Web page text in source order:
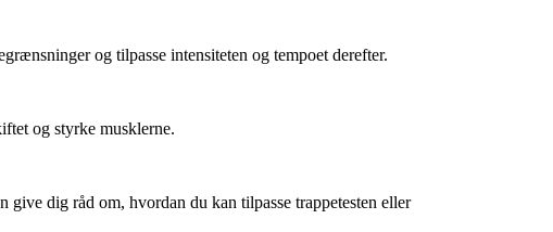
og tilpasse intensiteten og tempoet derefter.
og styrke musklerne.
dig råd om, hvordan du kan tilpasse trappetesten eller